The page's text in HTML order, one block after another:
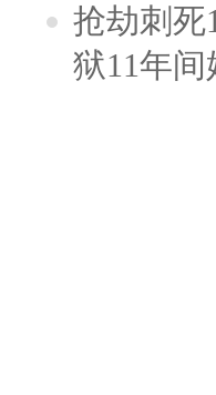
抢劫刺死
狱11年